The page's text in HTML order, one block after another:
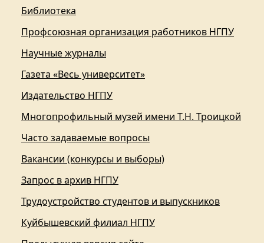
Библиотека
Профсоюзная организация работников НГПУ
Научные журналы
Газета «Весь университет»
Издательство НГПУ
Многопрофильный музей имени Т.Н. Троицкой
Часто задаваемые вопросы
Вакансии (конкурсы и выборы)
Запрос в архив НГПУ
Трудоустройство студентов и выпускников
Куйбышевский филиал НГПУ